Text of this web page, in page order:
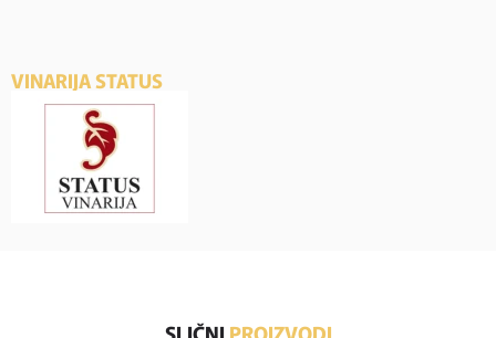
VINARIJA STATUS